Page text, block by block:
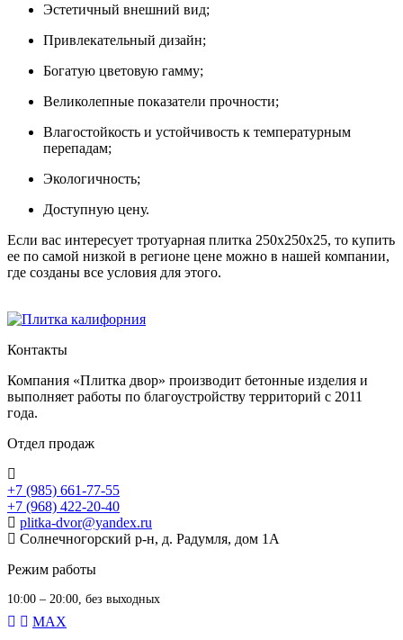
Эстетичный внешний вид;
Привлекательный дизайн;
Богатую цветовую гамму;
Великолепные показатели прочности;
Влагостойкость и устойчивость к температурным
перепадам;
Экологичность;
Доступную цену.
Если вас интересует тротуарная плитка 250х250х25, то купить
ее по самой низкой в регионе цене можно в нашей компании,
где созданы все условия для этого.
Контакты
Компания «Плитка двор» производит бетонные изделия и
выполняет работы по благоустройству территорий с 2011
года.
Отдел продаж
+7 (985) 661-77-55
+7 (968) 422-20-40
plitka-dvor@yandex.ru
Солнечногорский р-н, д. Радумля, дом 1А
Режим работы
10:00 – 20:00, без выходных
MAX